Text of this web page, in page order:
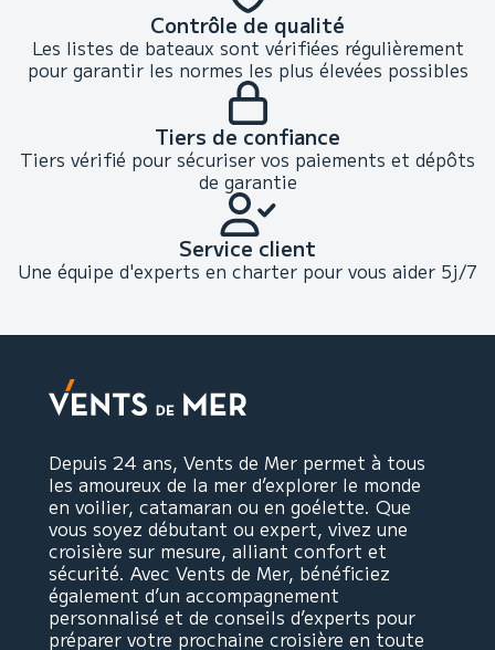
Contrôle de qualité
Les listes de bateaux sont vérifiées régulièrement
pour garantir les normes les plus élevées possibles
Tiers de confiance
Tiers vérifié pour sécuriser vos paiements et dépôts
de garantie
Service client
Une équipe d'experts en charter pour vous aider 5j/7
Depuis 24 ans, Vents de Mer permet à tous
les amoureux de la mer d’explorer le monde
en voilier, catamaran ou en goélette. Que
vous soyez débutant ou expert, vivez une
croisière sur mesure, alliant confort et
sécurité. Avec Vents de Mer, bénéficiez
également d’un accompagnement
personnalisé et de conseils d’experts pour
préparer votre prochaine croisière en toute